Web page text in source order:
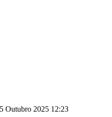
Outubro 2025 12:23